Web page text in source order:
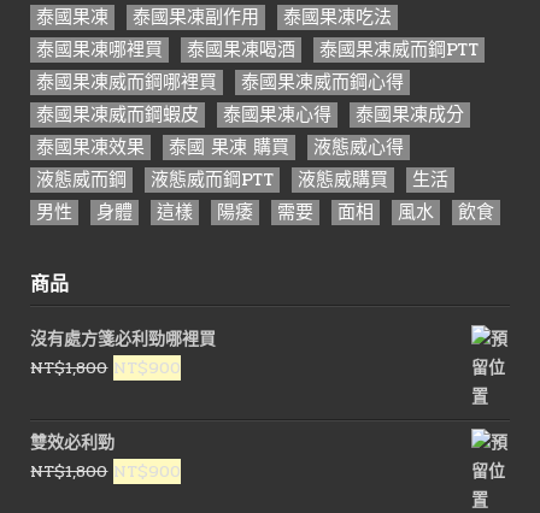
泰國果凍
泰國果凍副作用
泰國果凍吃法
泰國果凍哪裡買
泰國果凍喝酒
泰國果凍威而鋼PTT
泰國果凍威而鋼哪裡買
泰國果凍威而鋼心得
泰國果凍威而鋼蝦皮
泰國果凍心得
泰國果凍成分
泰國果凍效果
泰國 果凍 購買
液態威心得
液態威而鋼
液態威而鋼PTT 液態威購買
生活
男性
身體 這樣 陽痿 需要 面相 風水 飲食
商品
沒有處方箋必利勁哪裡買
NT$1,800 原
價
格：
NT$1,800。
NT$900
價
格：
NT$900。
雙效必利勁
NT$1,800 原
NT$900